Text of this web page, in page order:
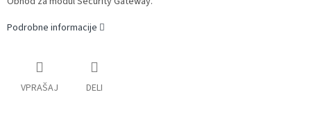
Podrobne informacije
VPRAŠAJ DELI